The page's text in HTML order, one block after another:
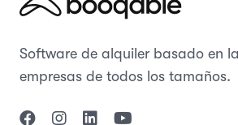
Software de alquiler basado en
empresas de todos los tamaños.